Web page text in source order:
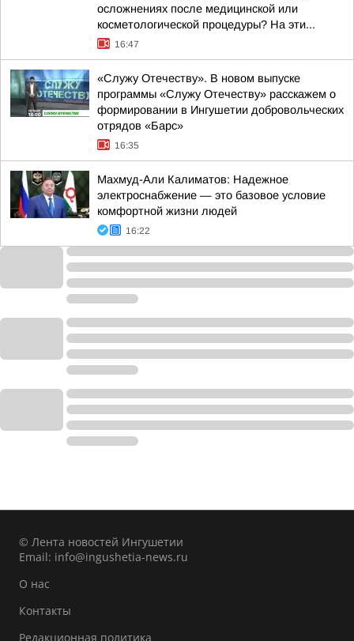
осложнениях после медицинской или
косметологической процедуры? На эти...
16:47
«Служу Отечеству». В новом выпуске
программы «Служу Отечеству» расскажем о
формировании в Ингушетии добровольческих
отрядов «Барс»
16:35
Махмуд-Али Калиматов: Надежное
электроснабжение — это базовое условие
комфортной жизни людей
16:22
© Лента новостей Ингушетии
Email: info@ingushetia-news.ru
О нас
Контакты
Редакционная политика